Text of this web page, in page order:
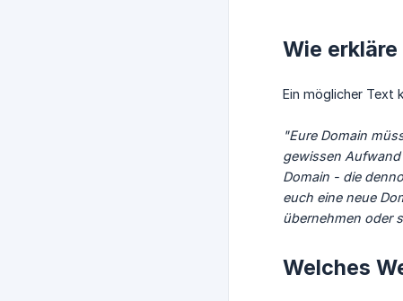
Wie
Ein möglicher Text
"Eure Domain
gewissen
Domain - die
euch eine neue
übernehmen oder
Welches